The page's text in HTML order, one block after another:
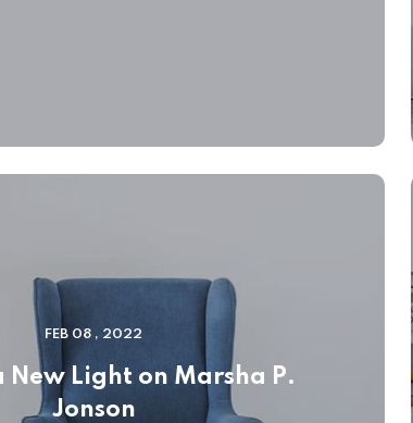
FEB 08 , 2022
New Light on Marsha P.
Jonson